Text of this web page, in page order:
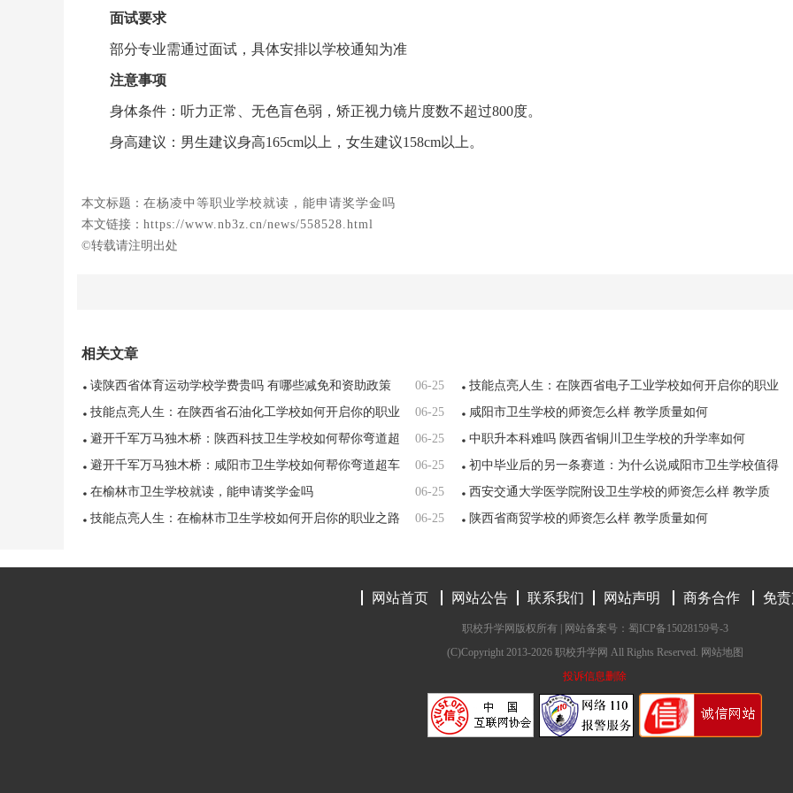
面试要求
部分专业需通过面试，具体安排以学校通知为准
注意事项
身体条件：听力正常、无色盲色弱，矫正视力镜片度数不超过800度。
身高建议：男生建议身高165cm以上，女生建议158cm以上。
本文标题： 在杨凌中等职业学校就读，能申请奖学金吗
本文链接： https://www.nb3z.cn/news/558528.html
©转载请注明出处
相关文章
读陕西省体育运动学校学费贵吗 有哪些减免和资助政策 06-25
技能点亮人生：在陕西省电子工业学校如何开启你的职业
之路
技能点亮人生：在陕西省石油化工学校如何开启你的职业
之路
06-25 咸阳市卫生学校的师资怎么样 教学质量如何
避开千军万马独木桥：陕西科技卫生学校如何帮你弯道超
车
06-25 中职升本科难吗 陕西省铜川卫生学校的升学率如何
避开千军万马独木桥：咸阳市卫生学校如何帮你弯道超车
06-25
初中毕业后的另一条赛道：为什么说咸阳市卫生学校值得
考虑
在榆林市卫生学校就读，能申请奖学金吗
06-25
西安交通大学医学院附设卫生学校的师资怎么样 教学质
量如何
技能点亮人生：在榆林市卫生学校如何开启你的职业之路
06-25 陕西省商贸学校的师资怎么样 教学质量如何
网站首页 网站公告 联系我们 网站声明 商务合作 免
职校升学网版权所有 | 网站备案号： 蜀ICP备15028159号-3
(C)Copyright 2013-2026 职校升学网 All Rights Reserved. 网站地图
投诉信息删除